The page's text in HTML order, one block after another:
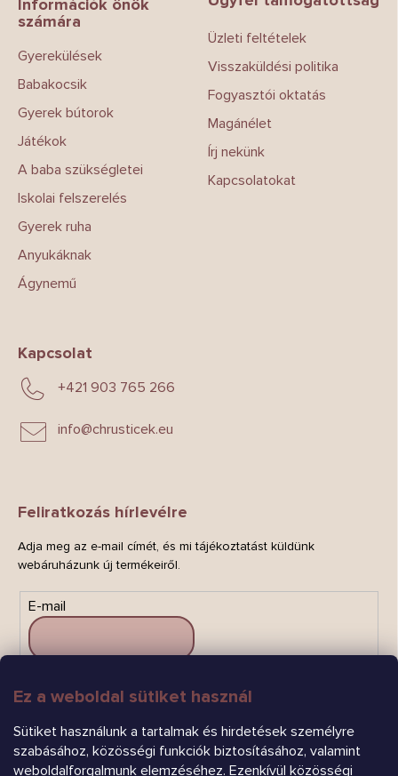
Ez a weboldal sütiket használ
Sütiket használunk a tartalmak és hirdetések személyre
szabásához, közösségi funkciók biztosításához, valamint
weboldalforgalmunk elemzéséhez. Ezenkívül közösségi
Információk önök
számára
Gyerekülések
Babakocsik
Gyerek bútorok
Játékok
A baba szükségletei
Iskolai felszerelés
Gyerek ruha
Anyukáknak
Ágynemű
Üzleti feltételek
Visszaküldési politika
Fogyasztói oktatás
Magánélet
Írj nekünk
Kapcsolatokat
Kapcsolat
info@chrusticek.eu
+421 903 765 266
Feliratkozás hírlevélre
Adja meg az e-mail címét, és mi tájékoztatást küldünk
webáruházunk új termékeiről.
E-mail
FELIRATKOZÁS